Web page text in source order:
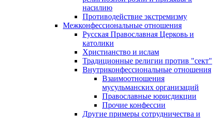
насилию
Противодействие экстремизму
Межконфессиональные отношения
Русская Православная Церковь и
католики
Христианство и ислам
Традиционные религии против "сект"
Внутриконфессиональные отношения
Взаимоотношения
мусульманских организаций
Православные юрисдикции
Прочие конфессии
Другие примеры сотрудничества и